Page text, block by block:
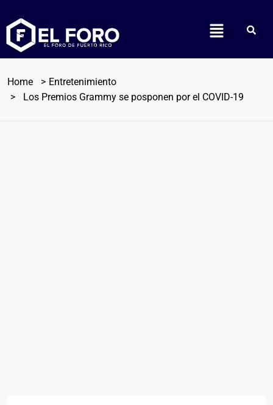
Home
Entretenimiento
Los Premios Grammy se posponen por el COVID-19